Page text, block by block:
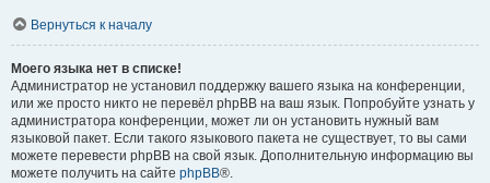
Вернуться к началу
Моего языка нет в списке!
Администратор не установил поддержку вашего языка на конференции,
или же просто никто не перевёл phpBB на ваш язык. Попробуйте узнать у
администратора конференции, может ли он установить нужный вам
языковой пакет. Если такого языкового пакета не существует, то вы сами
можете перевести phpBB на свой язык. Дополнительную информацию вы
можете получить на сайте phpBB®.